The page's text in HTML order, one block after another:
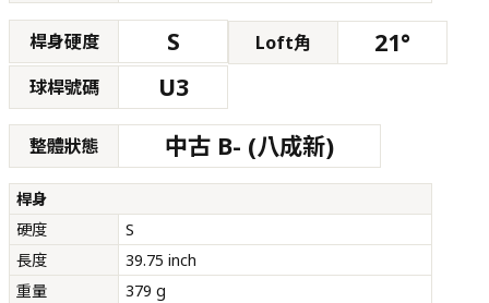
桿身硬度 S Loft角 21°
球桿號碼 U3
整體狀態 中古 B- (八成新)
桿身
硬度
S
長度
39.75 inch
重量
379 g